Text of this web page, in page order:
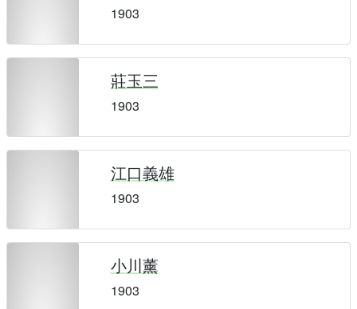
1903
莊玉三
1903
江口義雄
1903
小川薰
1903